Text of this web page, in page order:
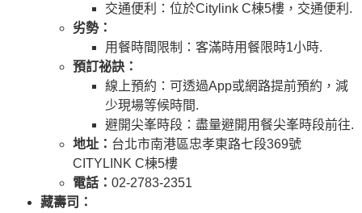
交通便利：位於Citylink C棟5樓，交通便利.
劣勢：
用餐時間限制：客滿時用餐限時1小時.
預訂祕訣：
線上預約：可透過App或網路提前預約，減
少現場等候時間.
避開尖峯時段：盡量避開用餐尖峯時段前往.
地址： 台北市南港區忠孝東路七段369號
CITYLINK C棟5樓
電話： 02-2783-2351
藏壽司：